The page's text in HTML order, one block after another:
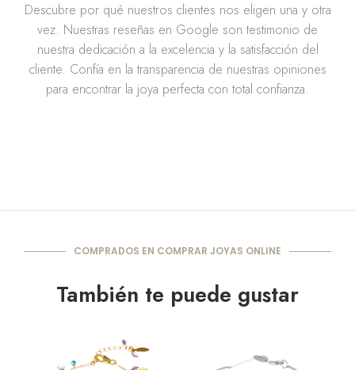
Descubre por qué nuestros clientes nos eligen una y otra
vez. Nuestras reseñas en Google son testimonio de
nuestra dedicación a la excelencia y la satisfacción del
cliente. Confía en la transparencia de nuestras opiniones
para encontrar la joya perfecta con total confianza.
COMPRADOS EN COMPRAR JOYAS ONLINE
También te puede gustar